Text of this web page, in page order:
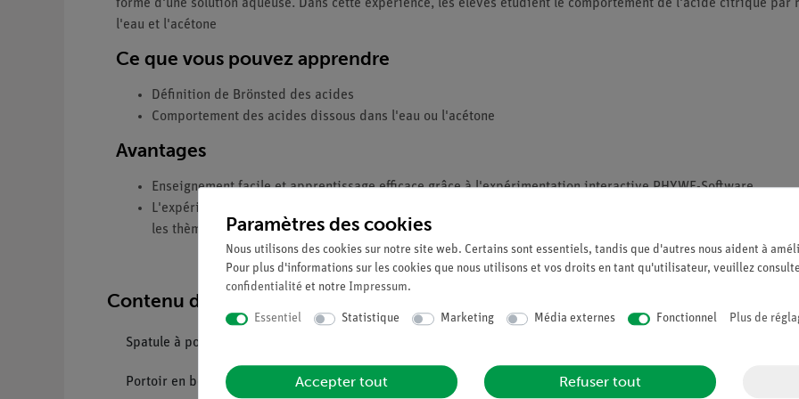
forme d'une solution aqueuse. Dans cette expérience, les élèves étudient le comportement de l'acide citrique par
l'eau et l'acétone
Ce que vous pouvez apprendre
Définition de Brönsted des acides
Comportement des acides dissous dans l'eau ou l'acétone
Avantages
Enseignement facile et apprentissage efficace grâce à l'expérimentation interactive PHYWE-Software
L'expérience fait partie d'un ensemble complet d'expériences sur le thème des acides, des alcalis et des
les thèmes sont couverts
Contenu de livraison
Spatule à poudre L=150mm
Portoir en bois pour 6 tubes d= 22 mm
Paramètres des cookies
Nous utilisons des cookies sur notre site web. Certains sont essentiels, tandis que d'autres nous aident à
Pour plus d'informations sur les cookies que nous utilisons et vos droits en tant qu'utilisateur, veuillez
confidentialité et notre Impressum.
Essentiel Statistique Marketing Média externes Fonctionnel Plus de
Accepter tout Refuser tout